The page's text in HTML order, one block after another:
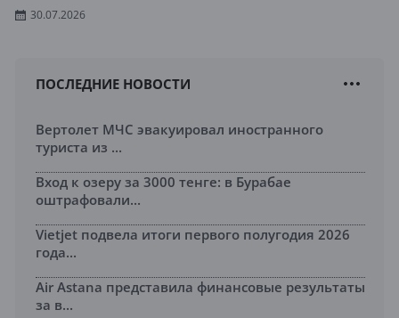
30.07.2026
ПОСЛЕДНИЕ НОВОСТИ
Вертолет МЧС эвакуировал иностранного
туриста из ...
Вход к озеру за 3000 тенге: в Бурабае
оштрафовали...
Vietjet подвела итоги первого полугодия 2026
года...
Air Astana представила финансовые результаты
за в...